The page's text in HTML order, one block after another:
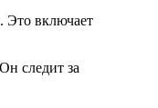
Это включает
следит за